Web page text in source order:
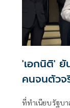
'เอกนิติ' ยั
คนจนตัวจ
กลุ่มทุนเท
ที่ทำเนียบรัฐบ